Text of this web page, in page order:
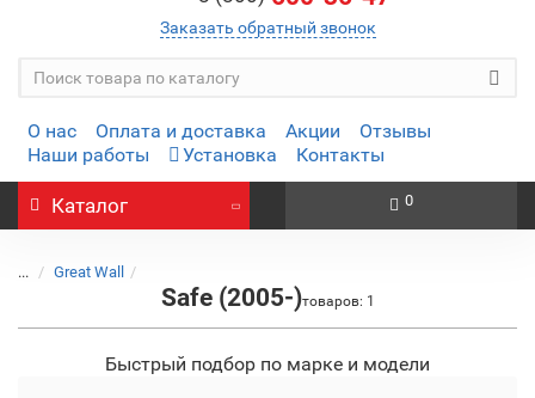
Заказать обратный звонок
О нас Оплата и доставка Акции
Отзывы
Наши работы
Установка Контакты
Каталог 0
... Great Wall
Safe (2005-)товаров: 1
Быстрый подбор по марке и модели